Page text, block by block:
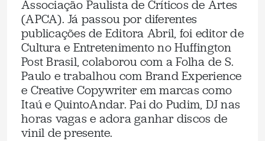
Associação Paulista de Críticos de Artes
(APCA). Já passou por diferentes
publicações de Editora Abril, foi editor de
Cultura e Entretenimento no Huffington
Post Brasil, colaborou com a Folha de S.
Paulo e trabalhou com Brand Experience
e Creative Copywriter em marcas como
Itaú e QuintoAndar. Pai do Pudim, DJ nas
horas vagas e adora ganhar discos de
vinil de presente.